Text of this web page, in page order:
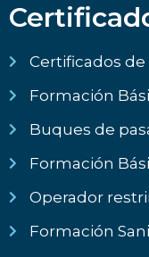
Certificados de
Formación
Buques de
Formación
Operador
Formación